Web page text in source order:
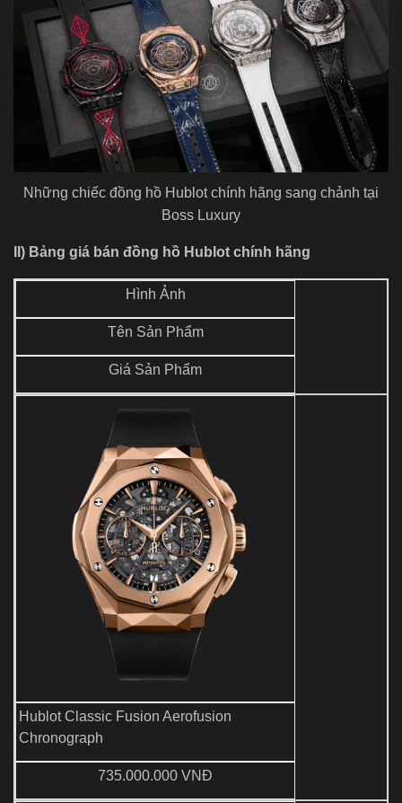
Những chiếc đồng hồ Hublot chính hãng sang chảnh tại
Boss Luxury
II) Bảng giá bán đồng hồ Hublot chính hãng
Hình Ảnh
Tên Sản Phẩm
Giá Sản Phẩm
Hublot Classic Fusion Aerofusion
Chronograph
735.000.000 VNĐ